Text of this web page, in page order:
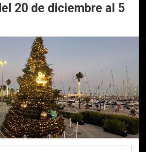
20 de diciembre al 5